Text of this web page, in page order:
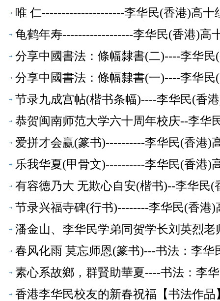
唯 仁---------------------李华民(香港)高十
龟鹤年寿------------------李华民(香港)高
分享中國書法：條幅隸書(二)----李华
分享中國書法：條幅隸書(一)----李华
节录九成宫帖(楷书条幅)----李华民(香
恭贺闽南师范大学六十周年校庆--李华
爱拼才会赢(篆书)----------李华民(香港)
乐我华夏(甲骨文)----------李华民(香港)
有容德乃大 无欺心自安(楷书)--李华民(
节录兴福寺碑(行书)--------李华民(香港
潘金山、李华民学弟同贺学长刘英烈老
春风化雨 莫忘师恩(篆书)---书法：李
素心系故鄉，群賢助華夏----书法：李
香港李华民校友的新春祝福【书法作品